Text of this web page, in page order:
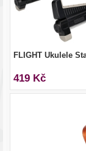
FLIGHT Ukulele
419 Kč